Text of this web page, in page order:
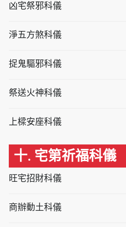
凶宅祭邪科儀
淨五方煞科儀
捉鬼驅邪科儀
祭送火神科儀
上樑安座科儀
十. 宅第祈福科儀
旺宅招財科儀
商辦動土科儀